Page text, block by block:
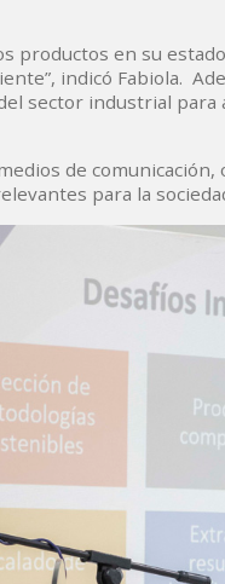
en su
indicó Fabiola.
sector industrial
de comunicación,
para la